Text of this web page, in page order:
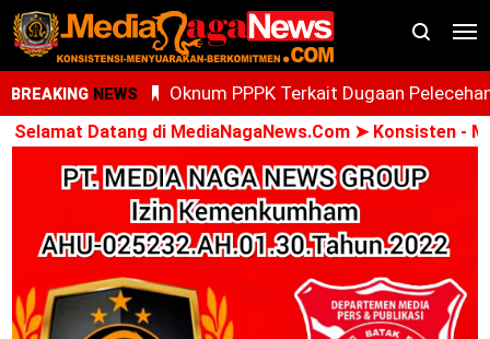
BREAKING NEWS
Oknum PPPK Terkait Dugaan
Anak Magang Di Kantor Kemenhaj
Kini Diperiksa Di Kanwil Kemenhaj
Sumut
Whisnu Legenda Bintang Yang Terus
Cemerlang
di MediaNagaNews.Com ➤ Konsisten -